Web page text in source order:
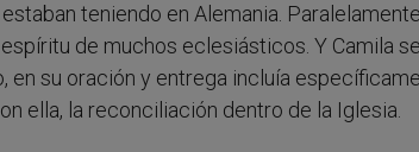
teniendo en Alemania.
de muchos eclesiásticos. Y Camila
en su oración y entrega incluía
ella, la reconciliación dentro de la Iglesia.